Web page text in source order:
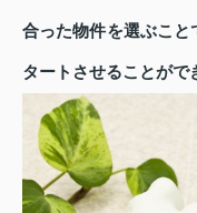
合った物件を選ぶこと
タートさせることがで